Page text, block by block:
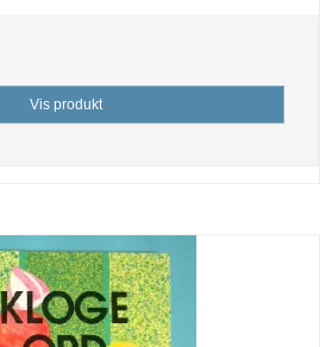
Vis produkt